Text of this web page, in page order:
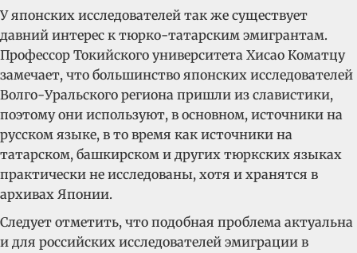
У японских исследователей так же существует
давний интерес к тюрко-татарским эмигрантам.
Профессор Токийского университета Хисао Коматцу
замечает, что большинство японских исследователей
Волго-Уральского региона пришли из славистики,
поэтому они используют, в основном, источники на
русском языке, в то время как источники на
татарском, башкирском и других тюркских языках
практически не исследованы, хотя и хранятся в
архивах Японии.
Следует отметить, что подобная проблема актуальна
и для российских исследователей эмиграции в